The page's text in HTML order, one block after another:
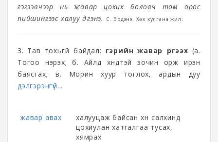
гэгээвчээр нь жавар цохих боловч том орос
пийшингээс халуу дүүгэнэ.
С. Эрдэнэ. Хөх хулгана жил;
3. Тав тохьгүй байдал: гэрийн жавар үргээх (а.
Тогоо нэрэх; б. Айлд хүндтэй зочин орж ирэн
баясгах; в. Морин хуур тоглох, ардын дуу
дэлгэрэнгүй...
жавар авах
халууцаж байсан хүн салхинд
цохиулан хатгалгаа тусах,
хямрах